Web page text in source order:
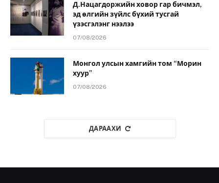
Д.Нацагдоржийн ховор гар бичмэл,
эд өлгийн зүйлс бүхий тусгай
үзэсгэлэнг нээлээ
07/08/2026
Монгол улсын хамгийн том “Морин
хуур”
07/08/2026
ДАРААХИ